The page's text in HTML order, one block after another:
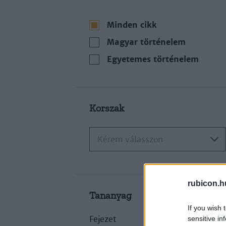
If you wish
sensitive
Minden cikk
Magyar történelem
Egyetemes történelem
Korszak
Kérem válasszon
Tananyag
Fejezet